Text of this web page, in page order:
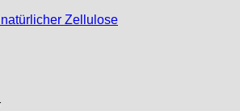
Zellulose